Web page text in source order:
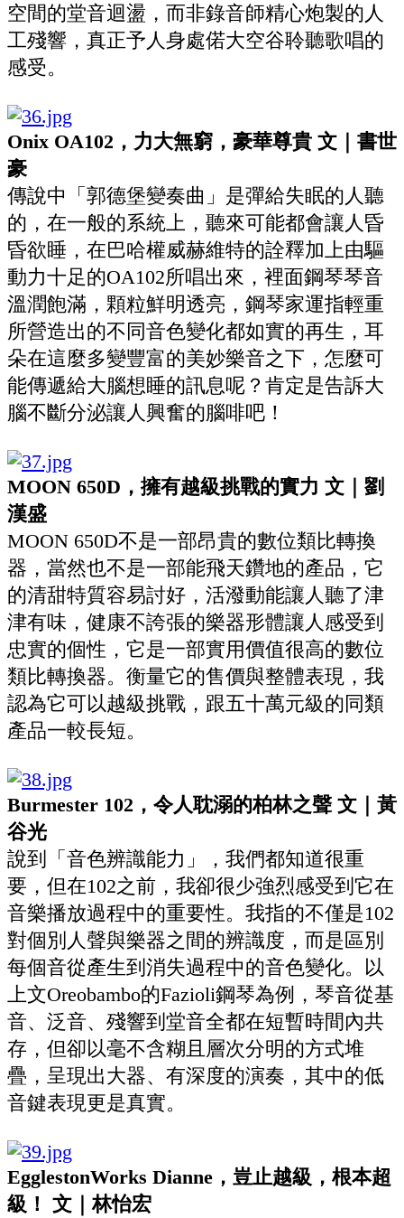
空間的堂音迴盪，而非錄音師精心炮製的人
工殘響，真正予人身處偌大空谷聆聽歌唱的
感受。
Onix OA102，力大無窮，豪華尊貴 文｜書世
豪
傳說中「郭德堡變奏曲」是彈給失眠的人聽
的，在一般的系統上，聽來可能都會讓人昏
昏欲睡，在巴哈權威赫維特的詮釋加上由驅
動力十足的OA102所唱出來，裡面鋼琴琴音
溫潤飽滿，顆粒鮮明透亮，鋼琴家運指輕重
所營造出的不同音色變化都如實的再生，耳
朵在這麼多變豐富的美妙樂音之下，怎麼可
能傳遞給大腦想睡的訊息呢？肯定是告訴大
腦不斷分泌讓人興奮的腦啡吧！
MOON 650D，擁有越級挑戰的實力 文｜劉
漢盛
MOON 650D不是一部昂貴的數位類比轉換
器，當然也不是一部能飛天鑽地的產品，它
的清甜特質容易討好，活潑動能讓人聽了津
津有味，健康不誇張的樂器形體讓人感受到
忠實的個性，它是一部實用價值很高的數位
類比轉換器。衡量它的售價與整體表現，我
認為它可以越級挑戰，跟五十萬元級的同類
產品一較長短。
Burmester 102，令人耽溺的柏林之聲 文｜黃
谷光
說到「音色辨識能力」，我們都知道很重
要，但在102之前，我卻很少強烈感受到它在
音樂播放過程中的重要性。我指的不僅是102
對個別人聲與樂器之間的辨識度，而是區別
每個音從產生到消失過程中的音色變化。以
上文Oreobambo的Fazioli鋼琴為例，琴音從基
音、泛音、殘響到堂音全都在短暫時間內共
存，但卻以毫不含糊且層次分明的方式堆
疊，呈現出大器、有深度的演奏，其中的低
音鍵表現更是真實。
EgglestonWorks Dianne，豈止越級，根本超
級！ 文｜林怡宏